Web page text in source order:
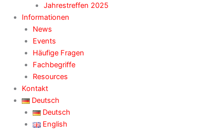
Jahrestreffen 2025
Informationen
News
Events
Häufige Fragen
Fachbegriffe
Resources
Kontakt
Deutsch
Deutsch
English